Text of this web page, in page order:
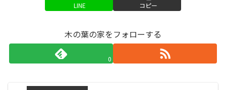
LINE コピー
木の葉の家をフォローする
0